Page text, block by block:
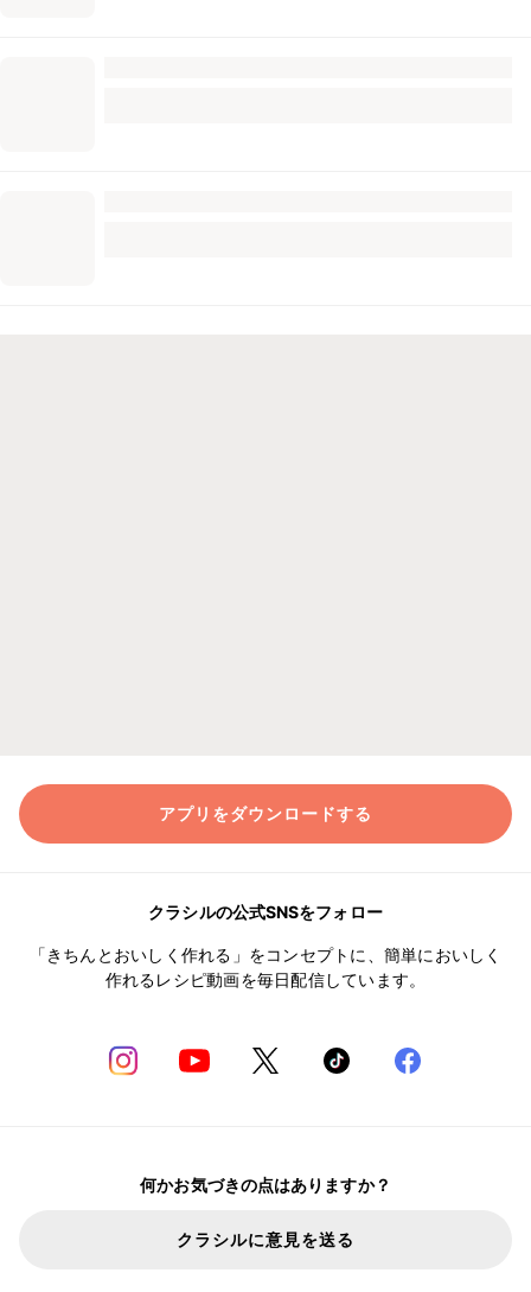
アプリをダウンロードする
クラシルの公式SNSをフォロー
「きちんとおいしく作れる」をコンセプトに、簡単においしく
作れるレシピ動画を毎日配信しています。
何かお気づきの点はありますか？
クラシルに意見を送る